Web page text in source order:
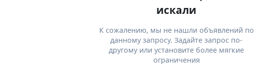
искали
К сожалению, мы не нашли объявлений по
данному запросу. Задайте запрос по-
другому или установите более мягкие
ограничения